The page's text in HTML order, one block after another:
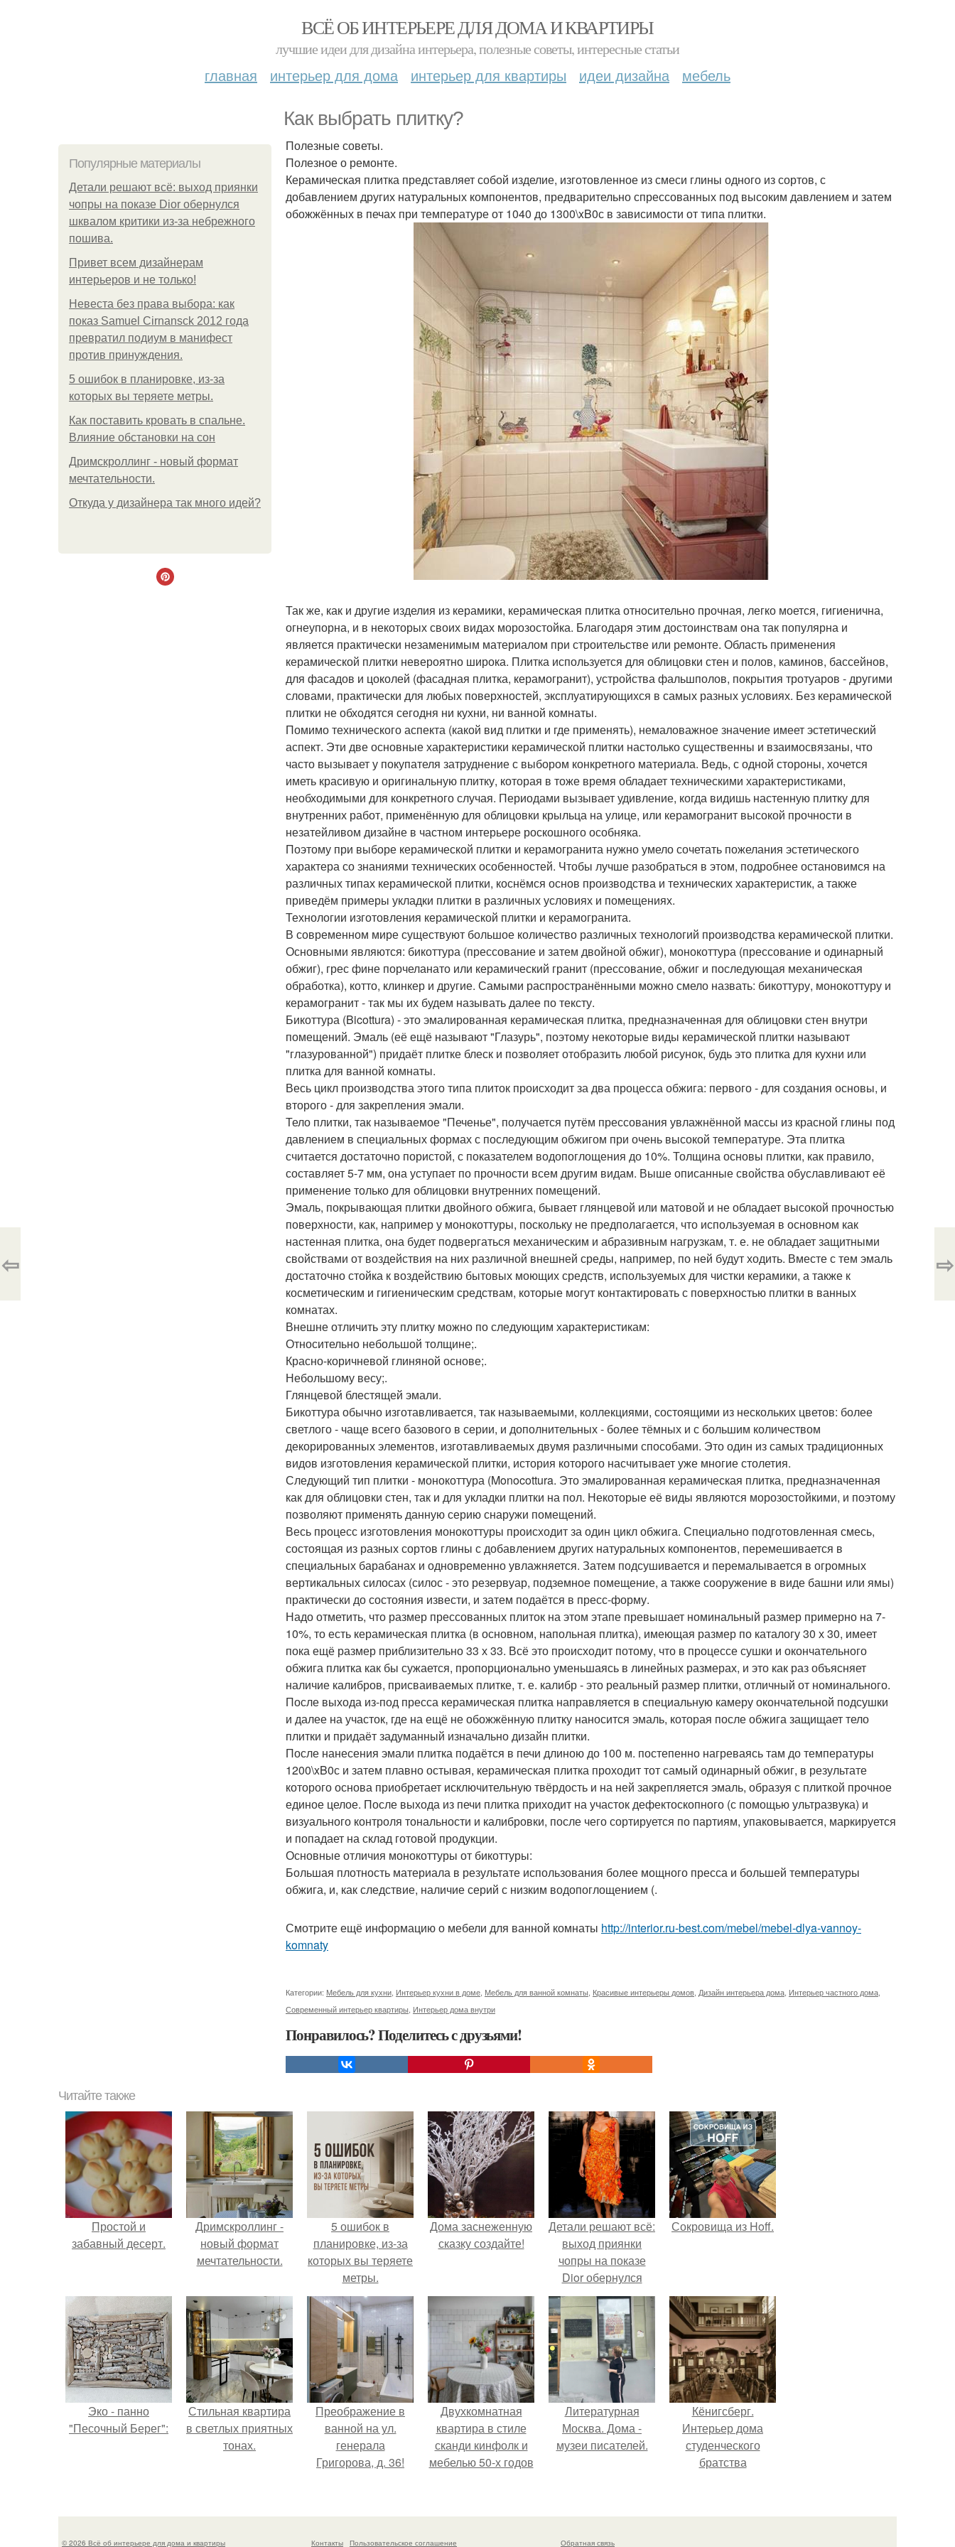
ВСЁ ОБ ИНТЕРЬЕРЕ ДЛЯ ДОМА И КВАРТИРЫ
лучшие идеи для дизайна интерьера, полезные советы, интересные статьи
главная интерьер для дома интерьер для квартиры идеи дизайна мебель
Как выбрать плитку?
Популярные материалы
Детали решают всё: выход приянки
чопры на показе Dior обернулся
шквалом критики из-за небрежного
пошива.
Привет всем дизайнерам
интерьеров и не только!
Невеста без права выбора: как
показ Samuel Cirnansck 2012 года
превратил подиум в манифест
против принуждения.
5 ошибок в планировке, из-за
которых вы теряете метры.
Как поставить кровать в спальне.
Влияние обстановки на сон
Дримскроллинг - новый формат
мечтательности.
Откуда у дизайнера так много идей?
Полезные советы.
Полезное о ремонте.
Керамическая плитка представляет собой изделие, изготовленное из смеси глины одного из сортов, с
добавлением других натуральных компонентов, предварительно спрессованных под высоким давлением и затем
обожжённых в печах при температуре от 1040 до 1300\xB0с в зависимости от типа плитки.
Так же, как и другие изделия из керамики, керамическая плитка относительно прочная, легко моется, гигиенична,
огнеупорна, и в некоторых своих видах морозостойка. Благодаря этим достоинствам она так популярна и
является практически незаменимым материалом при строительстве или ремонте. Область применения
керамической плитки невероятно широка. Плитка используется для облицовки стен и полов, каминов, бассейнов,
для фасадов и цоколей (фасадная плитка, керамогранит), устройства фальшполов, покрытия тротуаров - другими
словами, практически для любых поверхностей, эксплуатирующихся в самых разных условиях. Без керамической
плитки не обходятся сегодня ни кухни, ни ванной комнаты.
Помимо технического аспекта (какой вид плитки и где применять), немаловажное значение имеет эстетический
аспект. Эти две основные характеристики керамической плитки настолько существенны и взаимосвязаны, что
часто вызывает у покупателя затруднение с выбором конкретного материала. Ведь, с одной стороны, хочется
иметь красивую и оригинальную плитку, которая в тоже время обладает техническими характеристиками,
необходимыми для конкретного случая. Периодами вызывает удивление, когда видишь настенную плитку для
внутренних работ, применённую для облицовки крыльца на улице, или керамогранит высокой прочности в
незатейливом дизайне в частном интерьере роскошного особняка.
Поэтому при выборе керамической плитки и керамогранита нужно умело сочетать пожелания эстетического
характера со знаниями технических особенностей. Чтобы лучше разобраться в этом, подробнее остановимся на
различных типах керамической плитки, коснёмся основ производства и технических характеристик, а также
приведём примеры укладки плитки в различных условиях и помещениях.
Технологии изготовления керамической плитки и керамогранита.
В современном мире существуют большое количество различных технологий производства керамической плитки.
Основными являются: бикоттура (прессование и затем двойной обжиг), монокоттура (прессование и одинарный
обжиг), грес фине порчеланато или керамический гранит (прессование, обжиг и последующая механическая
обработка), котто, клинкер и другие. Самыми распространёнными можно смело назвать: бикоттуру, монокоттуру и
керамогранит - так мы их будем называть далее по тексту.
Бикоттура (Bicottura) - это эмалированная керамическая плитка, предназначенная для облицовки стен внутри
помещений. Эмаль (её ещё называют "Глазурь", поэтому некоторые виды керамической плитки называют
"глазурованной") придаёт плитке блеск и позволяет отобразить любой рисунок, будь это плитка для кухни или
плитка для ванной комнаты.
Весь цикл производства этого типа плиток происходит за два процесса обжига: первого - для создания основы, и
второго - для закрепления эмали.
Тело плитки, так называемое "Печенье", получается путём прессования увлажнённой массы из красной глины под
давлением в специальных формах с последующим обжигом при очень высокой температуре. Эта плитка
считается достаточно пористой, с показателем водопоглощения до 10%. Толщина основы плитки, как правило,
составляет 5-7 мм, она уступает по прочности всем другим видам. Выше описанные свойства обуславливают её
применение только для облицовки внутренних помещений.
Эмаль, покрывающая плитки двойного обжига, бывает глянцевой или матовой и не обладает высокой прочностью
поверхности, как, например у монокоттуры, поскольку не предполагается, что используемая в основном как
настенная плитка, она будет подвергаться механическим и абразивным нагрузкам, т. е. не обладает защитными
свойствами от воздействия на них различной внешней среды, например, по ней будут ходить. Вместе с тем эмаль
достаточно стойка к воздействию бытовых моющих средств, используемых для чистки керамики, а также к
косметическим и гигиеническим средствам, которые могут контактировать с поверхностью плитки в ванных
комнатах.
Внешне отличить эту плитку можно по следующим характеристикам:
Относительно небольшой толщине;.
Красно-коричневой глиняной основе;.
Небольшому весу;.
Глянцевой блестящей эмали.
Бикоттура обычно изготавливается, так называемыми, коллекциями, состоящими из нескольких цветов: более
светлого - чаще всего базового в серии, и дополнительных - более тёмных и с большим количеством
декорированных элементов, изготавливаемых двумя различными способами. Это один из самых традиционных
видов изготовления керамической плитки, история которого насчитывает уже многие столетия.
Следующий тип плитки - монокоттура (Monocottura. Это эмалированная керамическая плитка, предназначенная
как для облицовки стен, так и для укладки плитки на пол. Некоторые её виды являются морозостойкими, и поэтому
позволяют применять данную серию снаружи помещений.
Весь процесс изготовления монокоттуры происходит за один цикл обжига. Специально подготовленная смесь,
состоящая из разных сортов глины с добавлением других натуральных компонентов, перемешивается в
специальных барабанах и одновременно увлажняется. Затем подсушивается и перемалывается в огромных
вертикальных силосах (силос - это резервуар, подземное помещение, а также сооружение в виде башни или ямы)
практически до состояния извести, и затем подаётся в пресс-форму.
Надо отметить, что размер прессованных плиток на этом этапе превышает номинальный размер примерно на 7-
10%, то есть керамическая плитка (в основном, напольная плитка), имеющая размер по каталогу 30 х 30, имеет
пока ещё размер приблизительно 33 х 33. Всё это происходит потому, что в процессе сушки и окончательного
обжига плитка как бы сужается, пропорционально уменьшаясь в линейных размерах, и это как раз объясняет
наличие калибров, присваиваемых плитке, т. е. калибр - это реальный размер плитки, отличный от номинального.
После выхода из-под пресса керамическая плитка направляется в специальную камеру окончательной подсушки
и далее на участок, где на ещё не обожжённую плитку наносится эмаль, которая после обжига защищает тело
плитки и придаёт задуманный изначально дизайн плитки.
После нанесения эмали плитка подаётся в печи длиною до 100 м. постепенно нагреваясь там до температуры
1200\xB0с и затем плавно остывая, керамическая плитка проходит тот самый одинарный обжиг, в результате
которого основа приобретает исключительную твёрдость и на ней закрепляется эмаль, образуя с плиткой прочное
единое целое. После выхода из печи плитка приходит на участок дефектоскопного (с помощью ультразвука) и
визуального контроля тональности и калибровки, после чего сортируется по партиям, упаковывается, маркируется
и попадает на склад готовой продукции.
Основные отличия монокоттуры от бикоттуры:
Большая плотность материала в результате использования более мощного пресса и большей температуры
обжига, и, как следствие, наличие серий с низким водопоглощением (.
Смотрите ещё информацию о мебели для ванной комнаты http://interior.ru-best.com/mebel/mebel-dlya-vannoy-
komnaty
Категории: Мебель для кухни Интерьер кухни в доме Мебель для ванной комнаты Красивые интерьеры домов Дизайн интерьера дома Интерьер частного дома
Современный интерьер квартиры Интерьер дома внутри
Понравилось? Поделитесь с друзьями!
⇦ ⇨
Читайте также
Простой и
забавный десерт.
Дримскроллинг -
новый формат
мечтательности.
5 ошибок в
планировке, из-за
которых вы теряете
метры.
Дома заснеженную
сказку создайте!
Детали решают всё:
выход приянки
чопры на показе
Dior обернулся
шквалом критики
из-за небрежного
пошива.
Сокровища из Hoff.
Эко - панно
"Песочный Берег":
Стильная квартира
в светлых приятных
тонах.
Преображение в
ванной на ул.
генерала
Григорова, д. 36!
Двухкомнатная
квартира в стиле
сканди кинфолк и
мебелью 50-х годов
Литературная
Москва. Дома -
музеи писателей.
Кёнигсберг.
Интерьер дома
студенческого
братства
© 2026 Всё об интерьере для дома и квартиры Контакты Пользовательское соглашение Обратная связь